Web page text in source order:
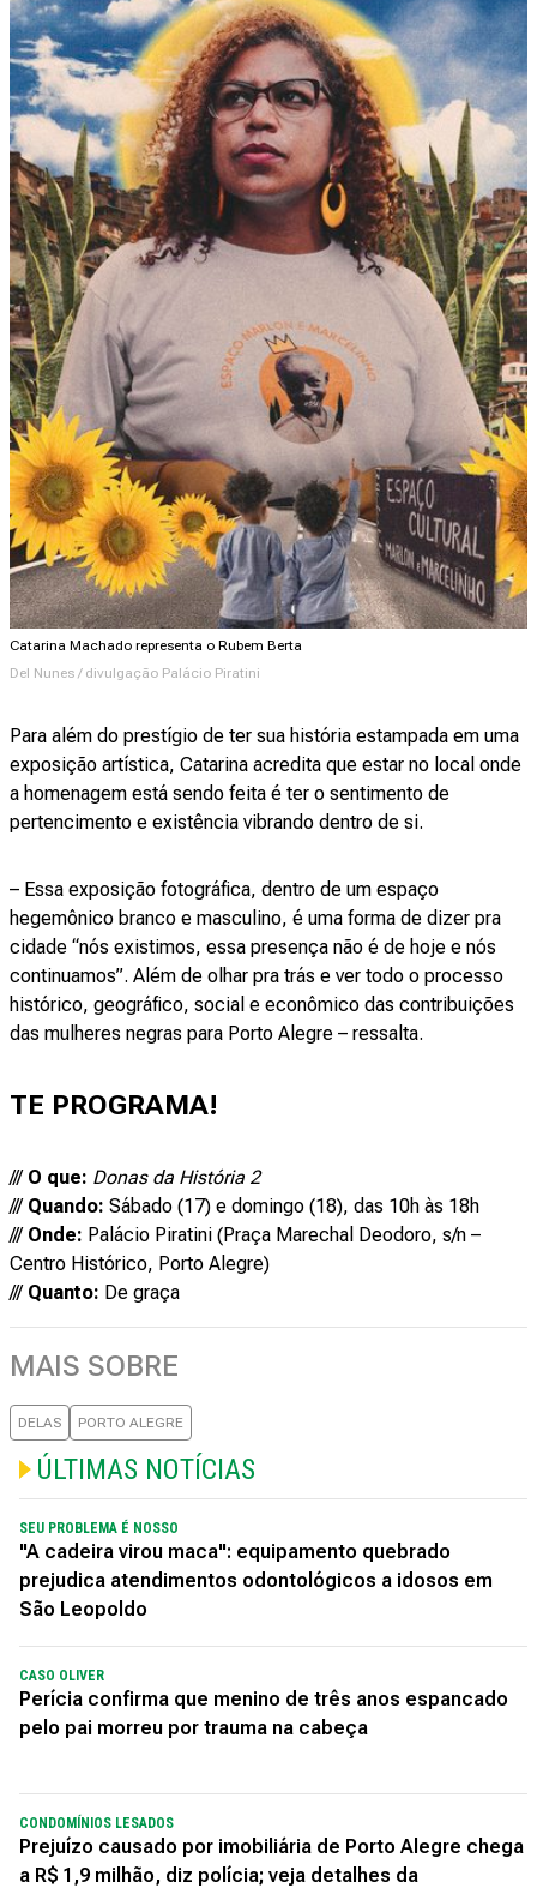
Catarina Machado representa o Rubem Berta
Del Nunes / divulgação Palácio Piratini
Para além do prestígio de ter sua história estampada em uma
exposição artística, Catarina acredita que estar no local onde
a homenagem está sendo feita é ter o sentimento de
pertencimento e existência vibrando dentro de si.
– Essa exposição fotográfica, dentro de um espaço
hegemônico branco e masculino, é uma forma de dizer pra
cidade “nós existimos, essa presença não é de hoje e nós
continuamos”. Além de olhar pra trás e ver todo o processo
histórico, geográfico, social e econômico das contribuições
das mulheres negras para Porto Alegre – ressalta.
TE PROGRAMA!
/// O que: Donas da História 2
/// Quando: Sábado (17) e domingo (18), das 10h às 18h
///Onde: Palácio Piratini (Praça Marechal Deodoro, s/n –
Centro Histórico, Porto Alegre)
/// Quanto: De graça
MAIS SOBRE
DELAS PORTO ALEGRE
ÚLTIMAS NOTÍCIAS
SEU PROBLEMA É NOSSO
"A cadeira virou maca": equipamento quebrado
prejudica atendimentos odontológicos a idosos em
São Leopoldo
CASO OLIVER
Perícia confirma que menino de três anos espancado
pelo pai morreu por trauma na cabeça
CONDOMÍNIOS LESADOS
Prejuízo causado por imobiliária de Porto Alegre chega
a R$ 1,9 milhão, diz polícia; veja detalhes da